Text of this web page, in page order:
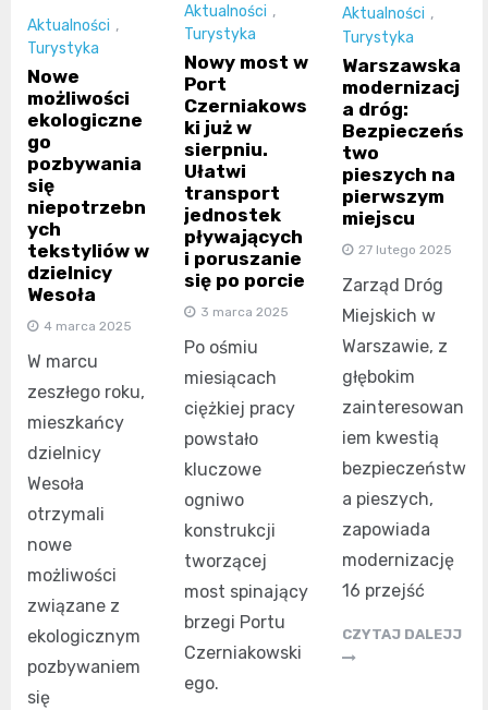
Aktualności ,
Turystyka
Nowe
możliwości
ekologiczne
go
pozbywania
się
niepotrzebn
ych
tekstyliów w
dzielnicy
Wesoła
4 marca 2025
W marcu
zeszłego roku,
mieszkańcy
dzielnicy
Wesoła
otrzymali
nowe
możliwości
związane z
ekologicznym
pozbywaniem
się
Aktualności ,
Turystyka
Nowy most w
Port
Czerniakows
ki już w
sierpniu.
Ułatwi
transport
jednostek
pływających
i poruszanie
się po porcie
3 marca 2025
Po ośmiu
miesiącach
ciężkiej pracy
powstało
kluczowe
ogniwo
konstrukcji
tworzącej
most spinający
brzegi Portu
Czerniakowski
ego.
Aktualności ,
Turystyka
Warszawska
modernizacj
a dróg:
Bezpieczeńs
two
pieszych na
pierwszym
miejscu
27 lutego 2025
Zarząd Dróg
Miejskich w
Warszawie, z
głębokim
zainteresowan
iem kwestią
bezpieczeństw
a pieszych,
zapowiada
modernizację
16 przejść
CZYTAJ DALEJJ